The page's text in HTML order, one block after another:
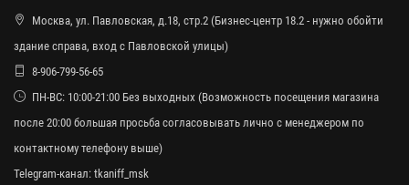
Москва, ул. Павловская, д.18, стр.2 (Бизнес-центр 18.2 - нужно обойти
здание справа, вход с Павловской улицы)
8-906-799-56-65
ПН-ВС: 10:00-21:00 Без выходных (Возможность посещения магазина
после 20:00 большая просьба согласовывать лично с менеджером по
контактному телефону выше)
Telegram-канал: tkaniff_msk